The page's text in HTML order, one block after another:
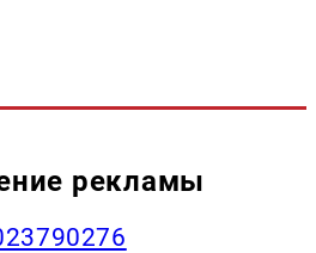
рекламы